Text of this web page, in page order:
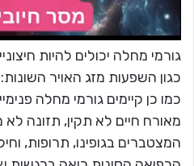
גורמי מחלה יכולים להיות
כגון השפעות מזג האויר
כמו כן קיימים גורמי מחלה
מאורח חיים לא תקין, תזונה
המצטברים בגופינו, תרופות,